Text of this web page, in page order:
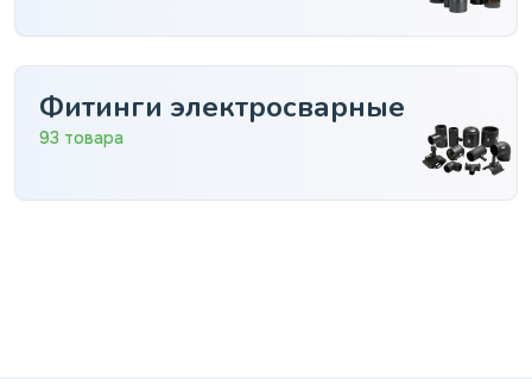
Фитинги электросварные
93 товара